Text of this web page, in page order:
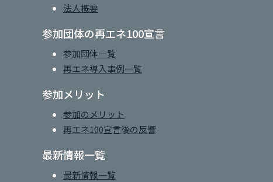
法人概要
参加団体の再エネ100宣言
参加団体一覧
再エネ導入事例一覧
参加メリット
参加のメリット
再エネ100宣言後の反響
最新情報一覧
最新情報一覧